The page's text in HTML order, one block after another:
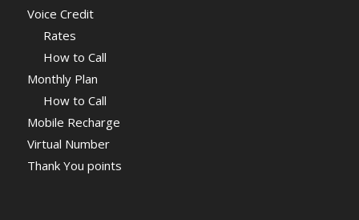
Voice Credit
Rates
How to Call
Monthly Plan
How to Call
Mobile Recharge
Virtual Number
Thank You points